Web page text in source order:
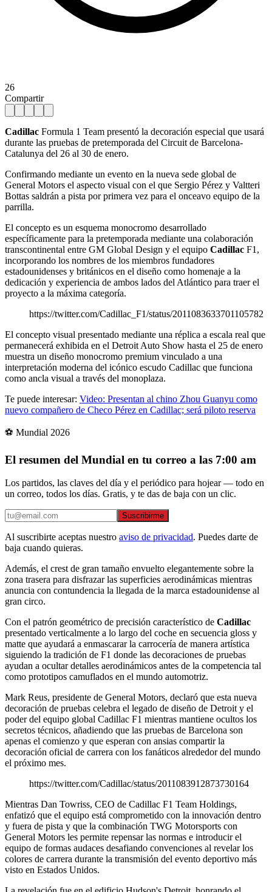
26
Compartir
Cadillac Formula 1 Team presentó la decoración especial que usará
durante las pruebas de pretemporada del Circuit de Barcelona-
Catalunya del 26 al 30 de enero.
Confirmando mediante un evento en la nueva sede global de
General Motors el aspecto visual con el que Sergio Pérez y Valtteri
Bottas saldrán a pista por primera vez para el onceavo equipo de la
parrilla.
El concepto es un esquema monocromo desarrollado
específicamente para la pretemporada mediante una colaboración
transcontinental entre GM Global Design y el equipo Cadillac F1,
incorporando los nombres de los miembros fundadores
estadounidenses y británicos en el diseño como homenaje a la
dedicación y experiencia de ambos lados del Atlántico para traer el
proyecto a la máxima categoría.
https://twitter.com/Cadillac_F1/status/2011083633701105782
El concepto visual presentado mediante una réplica a escala real que
permanecerá exhibida en el Detroit Auto Show hasta el 25 de enero
muestra un diseño monocromo premium vinculado a una
interpretación moderna del icónico escudo Cadillac que funciona
como ancla visual a través del monoplaza.
Te puede interesar: Video: Presentan al chino Zhou Guanyu como
nuevo compañero de Checo Pérez en Cadillac; será piloto reserva
⚽ Mundial 2026
El resumen del Mundial en tu correo a las 7:00 am
Los partidos, las claves del día y el periódico para hojear — todo en
un correo, todos los días. Gratis, y te das de baja con un clic.
Suscribirme
Al suscribirte aceptas nuestro aviso de privacidad. Puedes darte de
baja cuando quieras.
Además, el crest de gran tamaño envuelto elegantemente sobre la
zona trasera para disfrazar las superficies aerodinámicas mientras
anuncia con contundencia la llegada de la marca estadounidense al
gran circo.
Con el patrón geométrico de precisión característico de Cadillac
presentado verticalmente a lo largo del coche en secuencia gloss y
matte que ayudará a enmascarar la carrocería de manera artística
siguiendo la tradición de F1 donde las decoraciones de pruebas
ayudan a ocultar detalles aerodinámicos antes de la competencia tal
como prototipos camuflados en el mundo automotriz.
Mark Reus, presidente de General Motors, declaró que esta nueva
decoración de pruebas celebra el legado de diseño de Detroit y el
poder del equipo global Cadillac F1 mientras mantiene ocultos los
secretos técnicos, añadiendo que las pruebas de Barcelona son
apenas el comienzo y que esperan con ansias compartir la
decoración oficial de carrera con los fanáticos alrededor del mundo
el próximo mes.
https://twitter.com/Cadillac/status/2011083912873730164
Mientras Dan Towriss, CEO de Cadillac F1 Team Holdings,
enfatizó que el equipo está comprometido con la innovación dentro
y fuera de pista y que la combinación TWG Motorsports con
General Motors les permite repensar las normas e introducir el
equipo de formas audaces desafiando convenciones al revelar los
colores de carrera durante la transmisión del evento deportivo más
visto en Estados Unidos.